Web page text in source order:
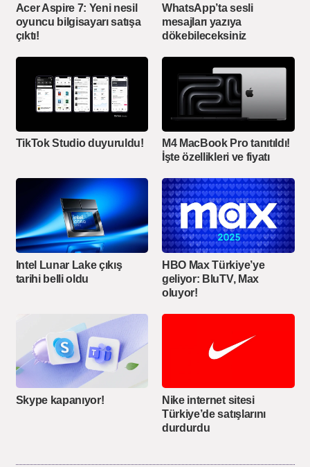
Acer Aspire 7: Yeni nesil
oyuncu bilgisayarı satışa
çıktı!
WhatsApp’ta sesli
mesajları yazıya
dökebileceksiniz
TikTok Studio duyuruldu!
M4 MacBook Pro tanıtıldı!
İşte özellikleri ve fiyatı
Intel Lunar Lake çıkış
tarihi belli oldu
HBO Max Türkiye’ye
geliyor: BluTV, Max
oluyor!
Skype kapanıyor!
Nike internet sitesi
Türkiye’de satışlarını
durdurdu